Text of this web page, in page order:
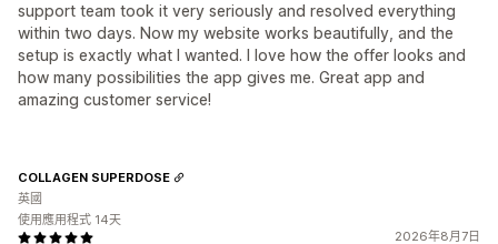
support team took it very seriously and resolved everything
within two days. Now my website works beautifully, and the
setup is exactly what I wanted. I love how the offer looks and
how many possibilities the app gives me. Great app and
amazing customer service!
2026年8月7日
COLLAGEN SUPERDOSE
英國
使用應用程式 14天